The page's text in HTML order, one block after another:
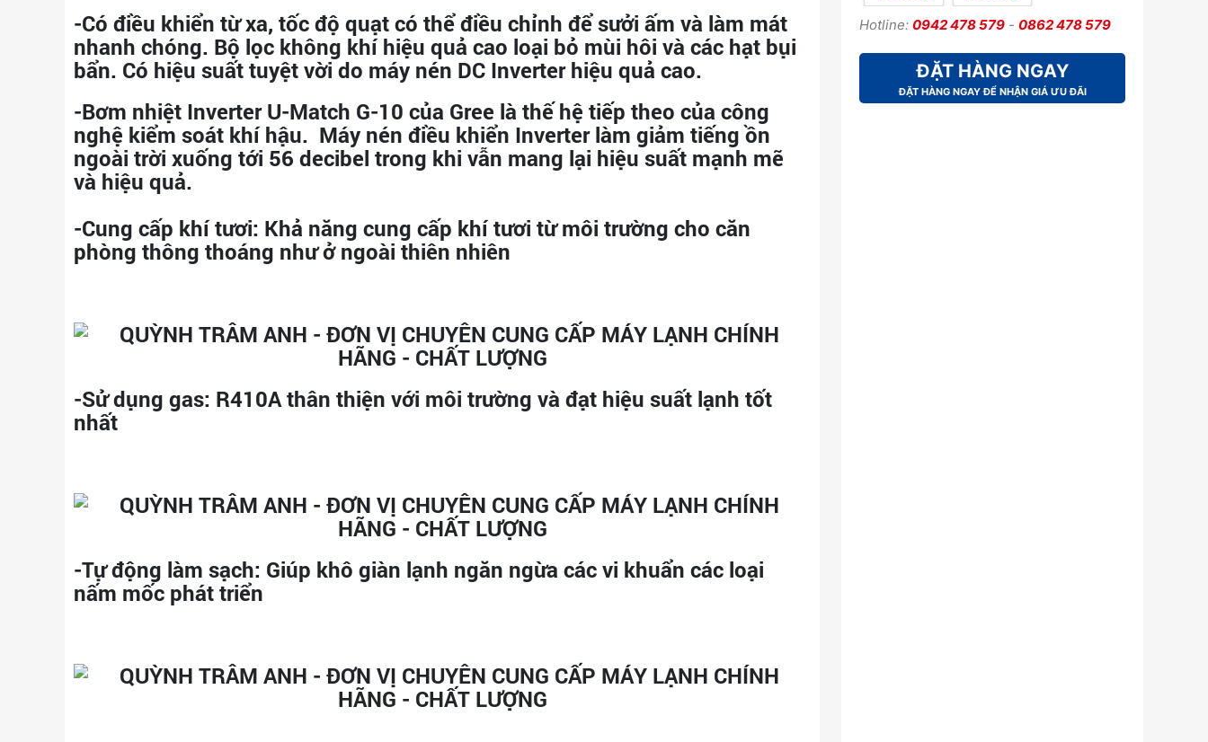
-Có điều khiển từ xa, tốc độ quạt có thể điều chỉnh để sưởi ấm và làm mát
nhanh chóng. Bộ lọc không khí hiệu quả cao loại bỏ mùi hôi và các hạt bụi
bẩn. Có hiệu suất tuyệt vời do máy nén DC Inverter hiệu quả cao.
-Bơm nhiệt Inverter U-Match G-10 của Gree là thế hệ tiếp theo của công
nghệ kiểm soát khí hậu. Máy nén điều khiển Inverter làm giảm tiếng ồn
ngoài trời xuống tới 56 decibel trong khi vẫn mang lại hiệu suất mạnh mẽ
và hiệu quả.
-Cung cấp khí tươi: Khả năng cung cấp khí tươi từ môi trường cho căn
phòng thông thoáng như ở ngoài thiên nhiên
-Sử dụng gas: R410A thân thiện với môi trường và đạt hiệu suất lạnh tốt
nhất
-Tự động làm sạch: Giúp khô giàn lạnh ngăn ngừa các vi khuẩn các loại
nấm mốc phát triển
Hotline: 0942 478 579 - 0862 478 579
ĐẶT HÀNG NGAY
ĐẶT HÀNG NGAY ĐỂ NHẬN GIÁ ƯU ĐÃI